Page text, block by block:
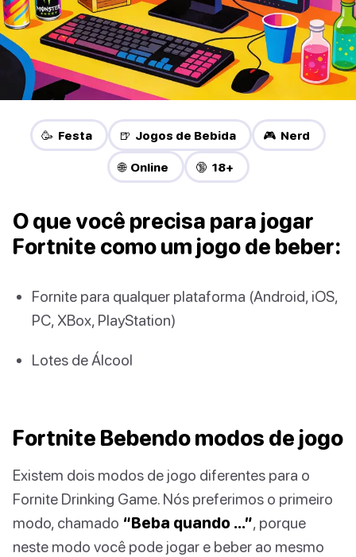
🥳 Festa 🍺 Jogos de Bebida 🎮 Nerd
🌐 Online 🔞 18+
O que você precisa para jogar
Fortnite como um jogo de beber:
Fornite para qualquer plataforma (Android, iOS,
PC, XBox, PlayStation)
Lotes de Álcool
Fortnite Bebendo modos de jogo
Existem dois modos de jogo diferentes para o
Fornite Drinking Game. Nós preferimos o primeiro
modo, chamado “Beba quando …”, porque
neste modo você pode jogar e beber ao mesmo